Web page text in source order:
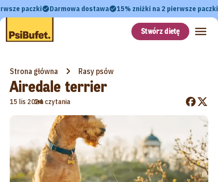
paczki Darmowa dostawa 15% zniżki na 2 pierwsze paczki
Stwórz dietę
Strona główna Rasy psów
Airedale terrier
15 lis 2024
•
1m czytania